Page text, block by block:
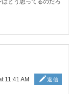
どう思ってるのだろ
11:41 AM 返信